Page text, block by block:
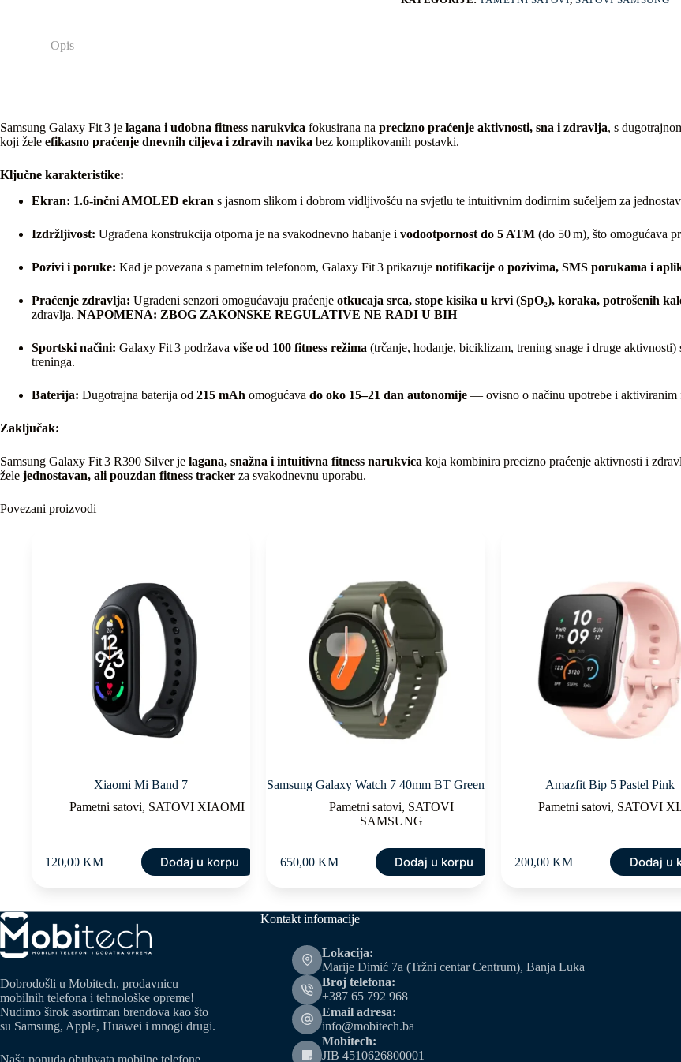
Opis
Samsung Galaxy Fit 3 je lagana i udobna fitness narukvica fokusirana na precizno praćenje aktivnosti, sna i zdravlja, s
koji žele efikasno praćenje dnevnih ciljeva i zdravih navika bez komplikovanih postavki.
Ključne karakteristike:
Ekran: 1.6‑inčni AMOLED ekran s jasnom slikom i dobrom vidljivošću na svjetlu te intuitivnim dodirnim sučeljem za
Izdržljivost: Ugrađena konstrukcija otporna je na svakodnevno habanje i vodootpornost do 5 ATM (do 50 m), što omogućava
Pozivi i poruke: Kad je povezana s pametnim telefonom, Galaxy Fit 3 prikazuje notifikacije o pozivima, SMS porukama i
Praćenje zdravlja: Ugrađeni senzori omogućavaju praćenje otkucaja srca, stope kisika u krvi (SpO₂), koraka, potrošenih
zdravlja. NAPOMENA: ZBOG ZAKONSKE REGULATIVE NE RADI U BIH
Sportski načini: Galaxy Fit 3 podržava više od 100 fitness režima (trčanje, hodanje, biciklizam, trening snage i druge
treninga.
Baterija: Dugotrajna baterija od 215 mAh omogućava do oko 15–21 dan autonomije — ovisno o načinu upotrebe i aktiviranim
Zaključak:
Samsung Galaxy Fit 3 R390 Silver je lagana, snažna i intuitivna fitness narukvica koja kombinira precizno praćenje aktivnosti i
žele jednostavan, ali pouzdan fitness tracker za svakodnevnu uporabu.
Povezani proizvodi
Xiaomi Mi Band 7
Pametni satovi, SATOVI XIAOMI
120,00KM Dodaj u korpu
Samsung Galaxy Watch 7 40mm BT Green
Pametni satovi, SATOVI
SAMSUNG
650,00 KM Dodaj u korpu
Amazfit Bip 5 Pastel Pink
Pametni satovi, SATOVI
200,00KM Dodaj u
Dobrodošli u Mobitech, prodavnicu
mobilnih telefona i tehnološke opreme!
Nudimo širok asortiman brendova kao što
su Samsung, Apple, Huawei i mnogi drugi.
Kontakt informacije
Lokacija:
Marije Dimić 7a (Tržni centar Centrum), Banja Luka
Broj telefona:
+387 65 792 968
Email adresa:
info@mobitech.ba
Mobitech:
JIB 4510626800001